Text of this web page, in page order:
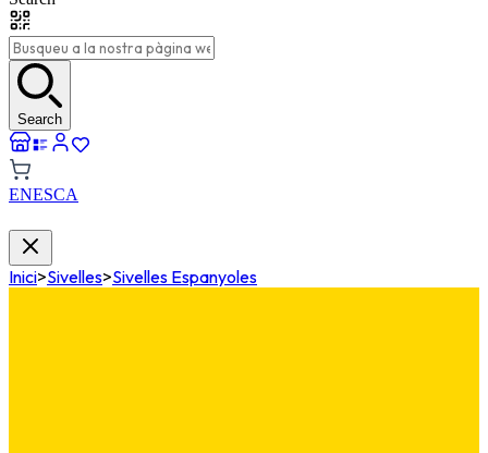
Search
ENESCA
Inici>Sivelles>Sivelles Espanyoles